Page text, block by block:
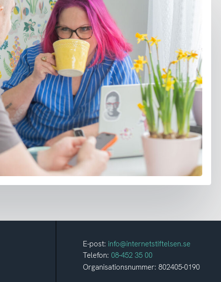
E-post: info@internetstiftelsen.se
Telefon: 08-452 35 00
Organisationsnummer: 802405-0190